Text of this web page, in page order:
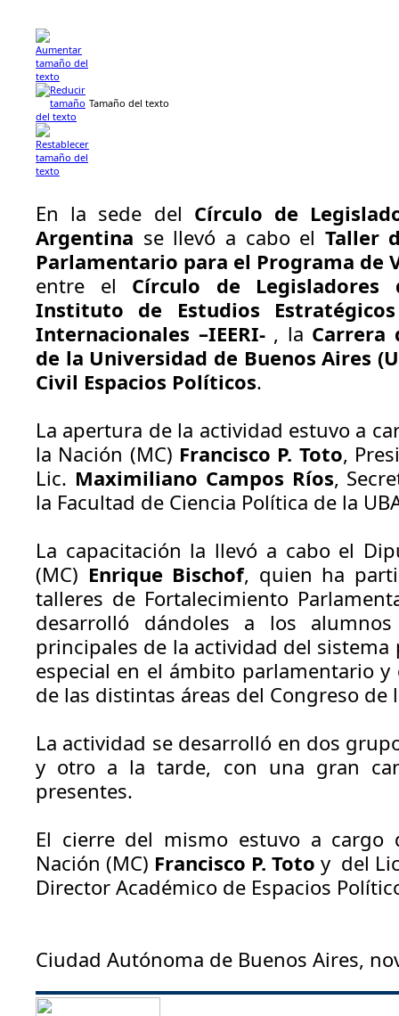
Tamaño del texto
En la sede del Círculo de
Argentina se llevó a cabo el Taller
Parlamentario para el Programa de
entre el Círculo de
Instituto de Estudios
Internacionales –IEERI-, la Carrera
de la Universidad de Buenos Aires
Civil Espacios Políticos.
La apertura de la actividad estuvo a
la Nación (MC) Francisco P. Toto,
Lic. Maximiliano Campos Ríos,
la Facultad de Ciencia Política de la
La capacitación la llevó a cabo el
(MC) Enrique Bischof, quien ha
talleres de Fortalecimiento
desarrolló dándoles a los alumnos
principales de la actividad del
especial en el ámbito parlamentario
de las distintas áreas del Congreso de
La actividad se desarrolló en dos
y otro a la tarde, con una gran
presentes.
El cierre del mismo estuvo a cargo
Nación (MC) Francisco P. Toto y del
Director Académico de Espacios
Ciudad Autónoma de Buenos Aires,